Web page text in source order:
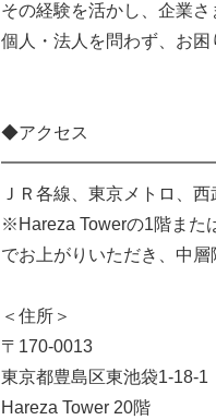
その経験を活かし、企業さ
個人・法人を問わず、お困
◆アクセス
ＪＲ各線、東京メトロ、
※Hareza Towerの1階また
でお上がりいただき、中
＜住所＞
〒170-0013
東京都豊島区東池袋1-18-1
Hareza Tower 20階